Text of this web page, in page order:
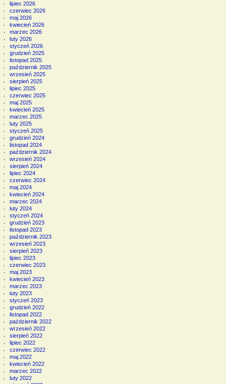
lipiec 2026
czerwiec 2026
maj 2026
kwiecień 2026
marzec 2026
luty 2026
styczeń 2026
grudzień 2025
listopad 2025
październik 2025
wrzesień 2025
sierpień 2025
lipiec 2025
czerwiec 2025
maj 2025
kwiecień 2025
marzec 2025
luty 2025
styczeń 2025
grudzień 2024
listopad 2024
październik 2024
wrzesień 2024
sierpień 2024
lipiec 2024
czerwiec 2024
maj 2024
kwiecień 2024
marzec 2024
luty 2024
styczeń 2024
grudzień 2023
listopad 2023
październik 2023
wrzesień 2023
sierpień 2023
lipiec 2023
czerwiec 2023
maj 2023
kwiecień 2023
marzec 2023
luty 2023
styczeń 2023
grudzień 2022
listopad 2022
październik 2022
wrzesień 2022
sierpień 2022
lipiec 2022
czerwiec 2022
maj 2022
kwiecień 2022
marzec 2022
luty 2022